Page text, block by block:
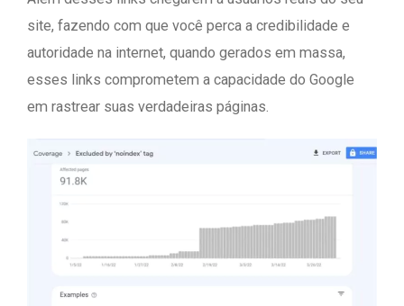
site, fazendo com que você perca a credibilidade e
autoridade na internet, quando gerados em massa,
esses links comprometem a capacidade do Google
em rastrear suas verdadeiras páginas.